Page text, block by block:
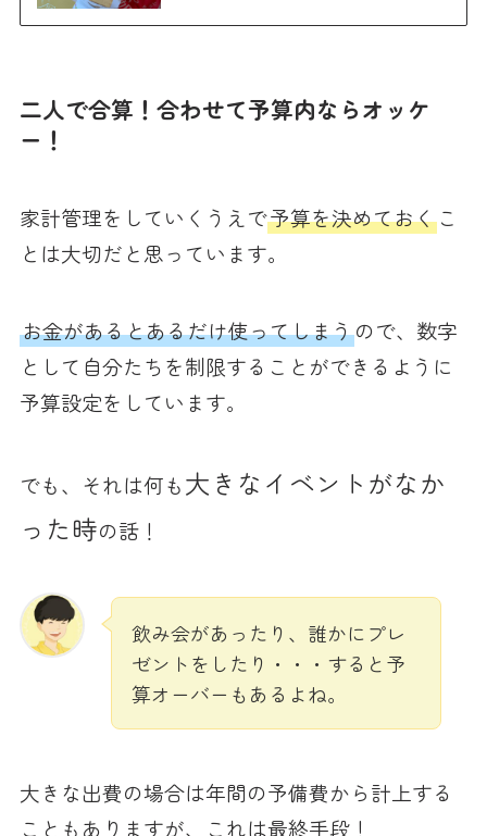
二人で合算！合わせて予算内ならオッケ
ー！
家計管理をしていくうえで予算を決めておくこ
とは大切だと思っています。
お金があるとあるだけ使ってしまうので、数字
として自分たちを制限することができるように
予算設定をしています。
でも、それは何も大きなイベントがなか
った時の話！
飲み会があったり、誰かにプレ
ゼントをしたり・・・すると予
算オーバーもあるよね。
大きな出費の場合は年間の予備費から計上する
こともありますが、これは最終手段！